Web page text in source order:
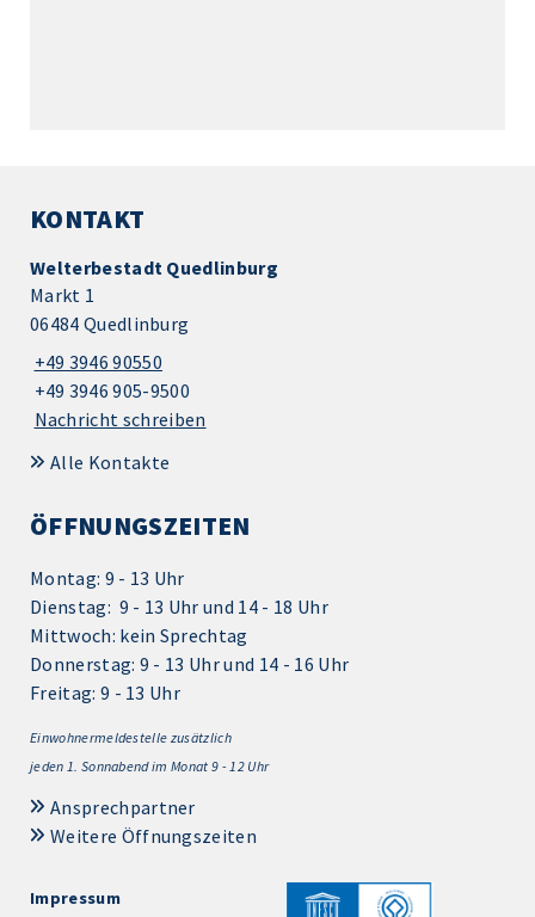
KONTAKT
Welterbestadt Quedlinburg
Markt 1
06484 Quedlinburg
+49 3946 90550
+49 3946 905-9500
Nachricht schreiben
Alle Kontakte
ÖFFNUNGSZEITEN
Montag: 9 - 13 Uhr
Dienstag: 9 - 13 Uhr und 14 - 18 Uhr
Mittwoch: kein Sprechtag
Donnerstag: 9 - 13 Uhr und 14 - 16 Uhr
Freitag: 9 - 13 Uhr
Einwohnermeldestelle zusätzlich
jeden 1. Sonnabend im Monat 9 - 12 Uhr
Ansprechpartner
Weitere Öffnungszeiten
Impressum